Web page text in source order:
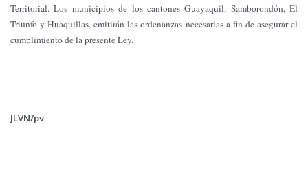
Territorial. Los municipios de los cantones Guayaquil, Samborondón, El
Triunfo y Huaquillas, emitirán las ordenanzas necesarias a fin de asegurar el
cumplimiento de la presente Ley.
JLVN/pv